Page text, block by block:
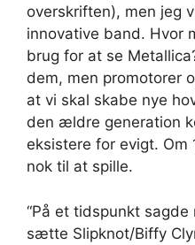
overskriften), men jeg
innovative band. Hvor
brug for at se
dem, men promotorer
at vi skal skabe nye
den ældre generation
eksistere for evigt. Om
nok til at spille.
“På et tidspunkt sagde
sætte Slipknot/Biffy